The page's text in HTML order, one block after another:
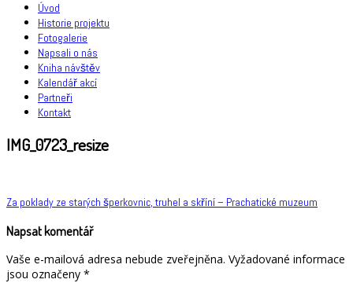
Úvod
Historie projektu
Fotogalerie
Napsali o nás
Kniha návštěv
Kalendář akcí
Partneři
Kontakt
IMG_0723_resize
Navigace
pro
Za poklady ze starých šperkovnic, truhel a skříní – Prachatické muzeum
Napsat komentář
Vaše e-mailová adresa nebude zveřejněna. Vyžadované informace
jsou označeny *